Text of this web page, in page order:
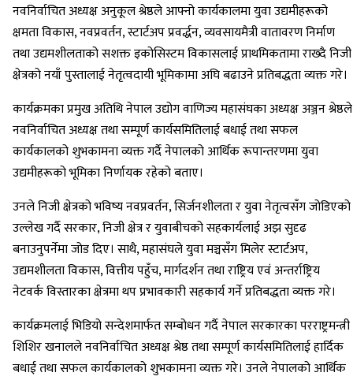
नवनिर्वाचित अध्यक्ष अनुकूल श्रेष्ठले आफ्नो कार्यकालमा युवा उद्यमीहरूको
क्षमता विकास, नवप्रवर्तन, स्टार्टअप प्रवर्द्धन, व्यवसायमैत्री वातावरण निर्माण
तथा उद्यमशीलताको सशक्त इकोसिस्टम विकासलाई प्राथमिकतामा राख्दै निजी
क्षेत्रको नयाँ पुस्तालाई नेतृत्वदायी भूमिकामा अघि बढाउने प्रतिबद्धता व्यक्त गरे।
कार्यक्रमका प्रमुख अतिथि नेपाल उद्योग वाणिज्य महासंघका अध्यक्ष अञ्जन श्रेष्ठले
नवनिर्वाचित अध्यक्ष तथा सम्पूर्ण कार्यसमितिलाई बधाई तथा सफल
कार्यकालको शुभकामना व्यक्त गर्दै नेपालको आर्थिक रूपान्तरणमा युवा
उद्यमीहरूको भूमिका निर्णायक रहेको बताए।
उनले निजी क्षेत्रको भविष्य नवप्रवर्तन, सिर्जनशीलता र युवा नेतृत्वसँग जोडिएको
उल्लेख गर्दै सरकार, निजी क्षेत्र र युवाबीचको सहकार्यलाई अझ सुदृढ
बनाउनुपर्नेमा जोड दिए। साथै, महासंघले युवा मञ्चसँग मिलेर स्टार्टअप,
उद्यमशीलता विकास, वित्तीय पहुँच, मार्गदर्शन तथा राष्ट्रिय एवं अन्तर्राष्ट्रिय
नेटवर्क विस्तारका क्षेत्रमा थप प्रभावकारी सहकार्य गर्ने प्रतिबद्धता व्यक्त गरे।
कार्यक्रमलाई भिडियो सन्देशमार्फत सम्बोधन गर्दै नेपाल सरकारका परराष्ट्रमन्त्री
शिशिर खनालले नवनिर्वाचित अध्यक्ष श्रेष्ठ तथा सम्पूर्ण कार्यसमितिलाई हार्दिक
बधाई तथा सफल कार्यकालको शुभकामना व्यक्त गरे। उनले नेपालको आर्थिक